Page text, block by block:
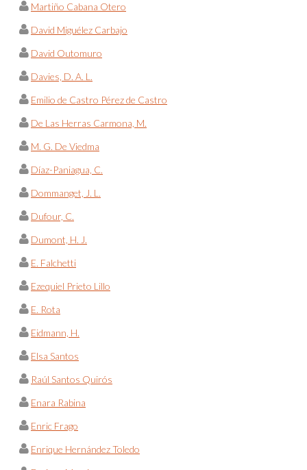
Martiño Cabana Otero
David Miguélez Carbajo
David Outomuro
Davies, D. A. L.
Emilio de Castro Pérez de Castro
De Las Herras Carmona, M.
M. G. De Viedma
Díaz-Paniagua, C.
Dommanget, J. L.
Dufour, C.
Dumont, H. J.
E. Falchetti
Ezequiel Prieto Lillo
E. Rota
Eidmann, H.
Elsa Santos
Raúl Santos Quirós
Enara Rabina
Enric Frago
Enrique Hernández Toledo